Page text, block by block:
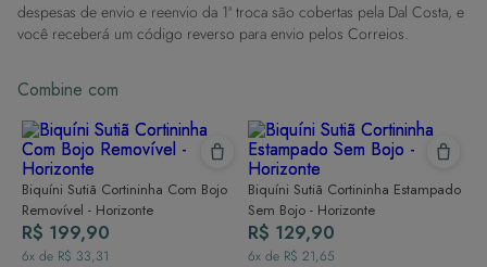
despesas de envio e reenvio da 1ª troca são cobertas pela Dal Costa, e
você receberá um código reverso para envio pelos Correios.
Combine com
Biquíni Sutiã Cortininha Com Bojo
Removível - Horizonte
R$ 199,90
6x de R$ 33,31
Biquíni Sutiã Cortininha Estampado
Sem Bojo - Horizonte
R$ 129,90
6x de R$ 21,65